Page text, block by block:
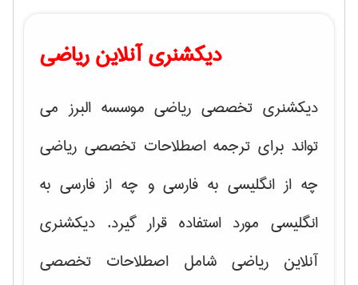
دیکشنری آنلاین ریاضی
دیکشنری تخصصی ریاضی موسسه البرز می
تواند برای ترجمه اصطلاحات تخصصی ریاضی
چه از انگلیسی به فارسی و چه از فارسی به
انگلیسی مورد استفاده قرار گیرد. دیکشنری
آنلاین ریاضی شامل اصطلاحات تخصصی